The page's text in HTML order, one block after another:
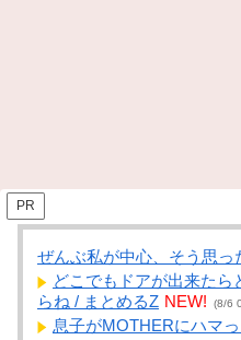
PR
ぜんぶ私が中心、そう思っ
どこでもドアが出来たら
らね / まとめるZ NEW! (8/6
息子がMOTHERにハマ